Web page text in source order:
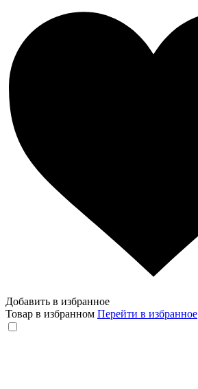
Добавить в избранное
Товар в избранном Перейти в избранное